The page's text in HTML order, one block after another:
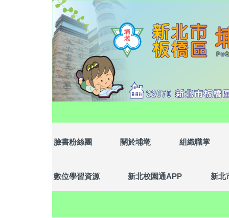
臉書粉絲團 關於埔墘 組織職掌
數位學習資源 新北校園通APP 新北